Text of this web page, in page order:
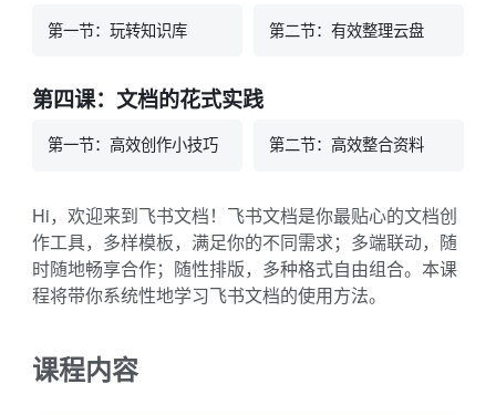
第一节：玩转知识库 第二节：有效整理云盘
第四课：文档的花式实践
第一节：高效创作小技巧 第二节：高效整合资料
Hi，欢迎来到飞书文档！飞书文档是你最贴心的文档创
作工具，多样模板，满足你的不同需求；多端联动，随
时随地畅享合作；随性排版，多种格式自由组合。本课
程将带你系统性地学习飞书文档的使用方法。
课程内容